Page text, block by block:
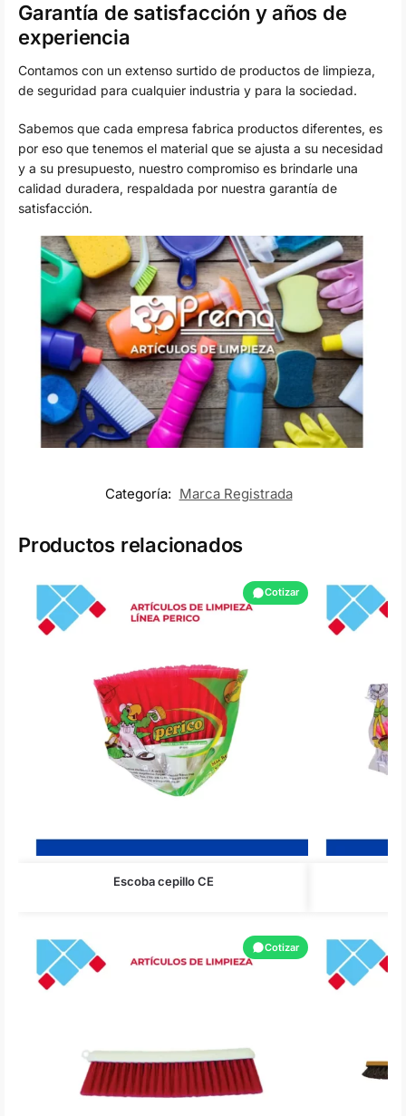
Garantía de satisfacción y años de
experiencia
Contamos con un extenso surtido de productos de limpieza,
de seguridad para cualquier industria y para la sociedad.
Sabemos que cada empresa fabrica productos diferentes, es
por eso que tenemos el material que se ajusta a su necesidad
y a su presupuesto, nuestro compromiso es brindarle una
calidad duradera, respaldada por nuestra garantía de
satisfacción.
Categoría: Marca Registrada
Productos relacionados
Cotizar
Escoba cepillo CE
Cotizar